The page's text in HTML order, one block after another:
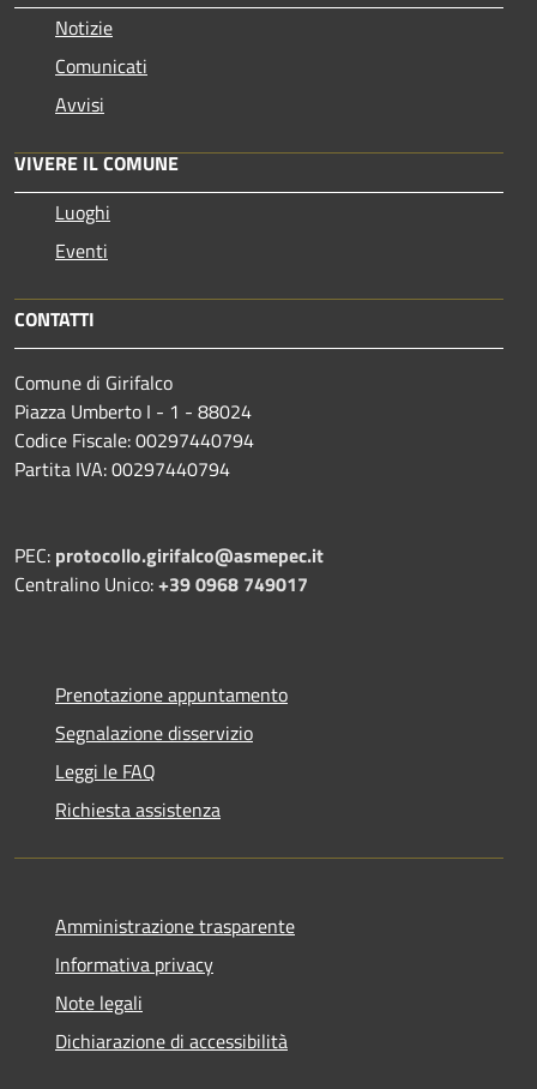
Notizie
Comunicati
Avvisi
VIVERE IL COMUNE
Luoghi
Eventi
CONTATTI
Comune di Girifalco
Piazza Umberto I - 1 - 88024
Codice Fiscale: 00297440794
Partita IVA: 00297440794
PEC: protocollo.girifalco@asmepec.it
Centralino Unico:+39 0968 749017
Prenotazione appuntamento
Segnalazione disservizio
Leggi le FAQ
Richiesta assistenza
Amministrazione trasparente
Informativa privacy
Note legali
Dichiarazione di accessibilità